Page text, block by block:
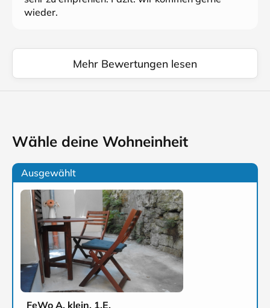
wieder.
Mehr Bewertungen lesen
Wähle deine Wohneinheit
Ausgewählt
FeWo A, klein, 1.E.